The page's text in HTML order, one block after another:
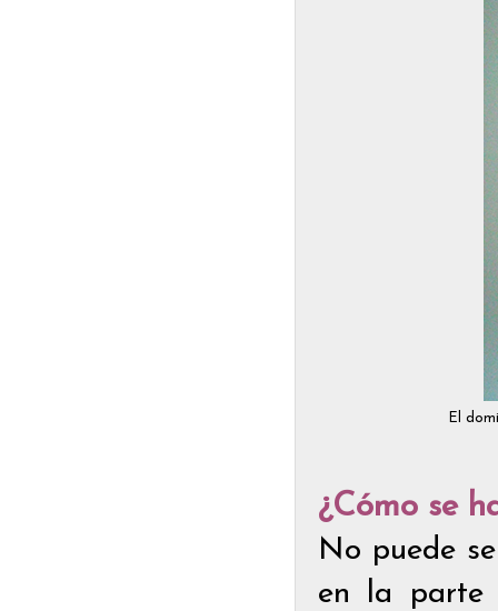
El
¿Cómo se
No puede
en la parte